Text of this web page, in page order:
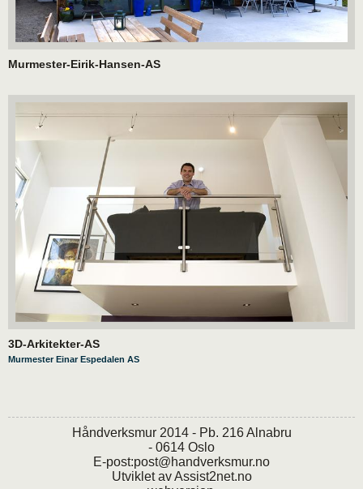
Murmester-Eirik-Hansen-AS
3D-Arkitekter-AS
Murmester Einar Espedalen AS
Håndverksmur 2014 - Pb. 216 Alnabru
- 0614 Oslo
E-post:post@handverksmur.no
Utviklet avAssist2net.no